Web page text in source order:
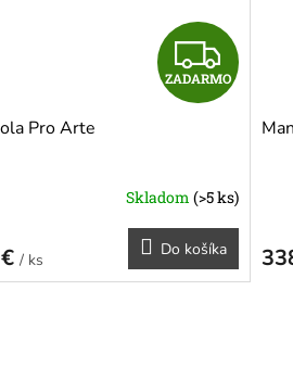
Z
A
A
R
M
ZADARMO
Pro Arte
Skladom (>5 ks)
/ ks
Do košíka